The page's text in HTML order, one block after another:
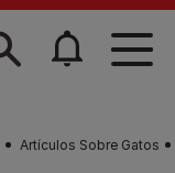
Artículos Sobre Gatos